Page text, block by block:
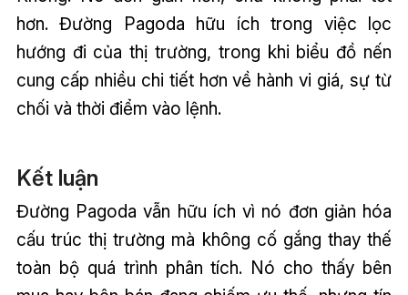
hơn. Đường Pagoda hữu ích trong việc lọc
hướng đi của thị trường, trong khi biểu đồ nến
cung cấp nhiều chi tiết hơn về hành vi giá, sự từ
chối và thời điểm vào lệnh.
Kết luận
Đường Pagoda vẫn hữu ích vì nó đơn giản hóa
cấu trúc thị trường mà không cố gắng thay thế
toàn bộ quá trình phân tích. Nó cho thấy bên